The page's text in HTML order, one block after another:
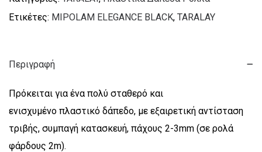
Ετικέτες: MIPOLAM ELEGANCE BLACK, TARALAY
Περιγραφή
Πρόκειται για ένα πολύ σταθερό και
ενισχυμένο πλαστικό δάπεδο, με εξαιρετική αντίσταση
τριβής, συμπαγή κατασκευή, πάχους 2-3mm (σε ρολά
φάρδους 2m).